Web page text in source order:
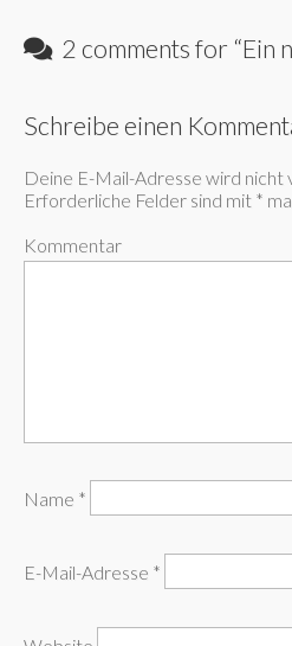
2 comments for “Ein
Schreibe einen
Deine E-Mail-Adresse wird
Erforderliche Felder sind mit *
Kommentar
Name *
E-Mail-Adresse *